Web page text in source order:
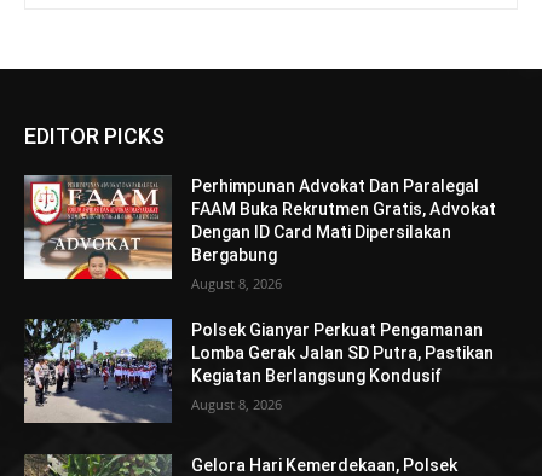
EDITOR PICKS
Perhimpunan Advokat Dan Paralegal
FAAM Buka Rekrutmen Gratis, Advokat
Dengan ID Card Mati Dipersilakan
Bergabung
August 8, 2026
Polsek Gianyar Perkuat Pengamanan
Lomba Gerak Jalan SD Putra, Pastikan
Kegiatan Berlangsung Kondusif
August 8, 2026
Gelora Hari Kemerdekaan, Polsek